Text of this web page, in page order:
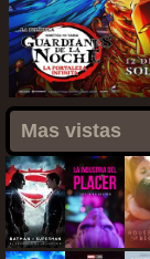
Mas vistas